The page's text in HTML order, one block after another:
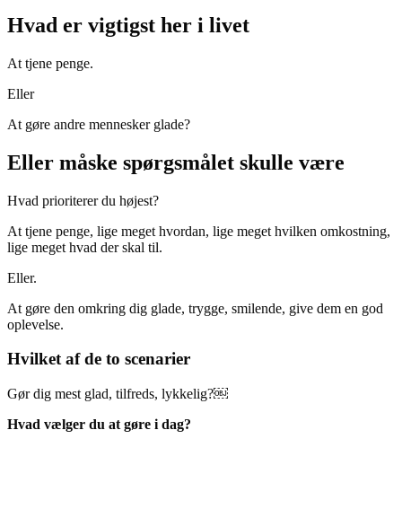
Hvad er vigtigst her i livet
At tjene penge.
Eller
At gøre andre mennesker glade?
Eller måske spørgsmålet skulle være
Hvad prioriterer du højest?
At tjene penge, lige meget hvordan, lige meget hvilken omkostning,
lige meget hvad der skal til.
Eller.
At gøre den omkring dig glade, trygge, smilende, give dem en god
oplevelse.
Hvilket af de to scenarier
Gør dig mest glad, tilfreds, lykkelig?￼
Hvad vælger du at gøre i dag?